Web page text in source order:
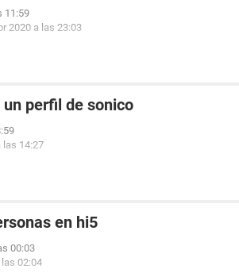
11:59
2020 a las 23:03
perfil de sonico
las 14:27
en hi5
00:03
02:04